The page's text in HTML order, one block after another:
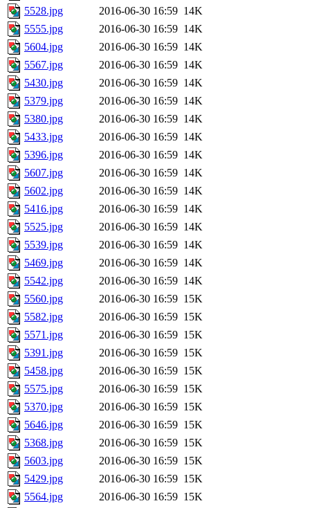
5528.jpg
2016-06-30 16:59 14K
5555.jpg
2016-06-30 16:59 14K
5604.jpg
2016-06-30 16:59 14K
5567.jpg
2016-06-30 16:59 14K
5430.jpg
2016-06-30 16:59 14K
5379.jpg
2016-06-30 16:59 14K
5380.jpg
2016-06-30 16:59 14K
5433.jpg
2016-06-30 16:59 14K
5396.jpg
2016-06-30 16:59 14K
5607.jpg
2016-06-30 16:59 14K
5602.jpg
2016-06-30 16:59 14K
5416.jpg
2016-06-30 16:59 14K
5525.jpg
2016-06-30 16:59 14K
5539.jpg
2016-06-30 16:59 14K
5469.jpg
2016-06-30 16:59 14K
5542.jpg
2016-06-30 16:59 14K
5560.jpg
2016-06-30 16:59 15K
5582.jpg
2016-06-30 16:59 15K
5571.jpg
2016-06-30 16:59 15K
5391.jpg
2016-06-30 16:59 15K
5458.jpg
2016-06-30 16:59 15K
5575.jpg
2016-06-30 16:59 15K
5370.jpg
2016-06-30 16:59 15K
5646.jpg
2016-06-30 16:59 15K
5368.jpg
2016-06-30 16:59 15K
5603.jpg
2016-06-30 16:59 15K
5429.jpg
2016-06-30 16:59 15K
5564.jpg
2016-06-30 16:59 15K